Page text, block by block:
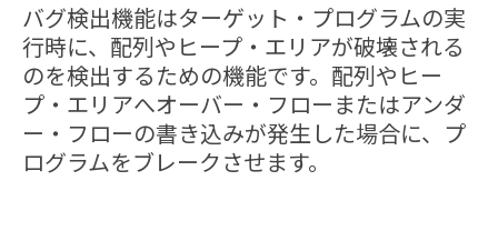
バグ検出機能はターゲット・プログラムの実
行時に、配列やヒープ・エリアが破壊される
のを検出するための機能です。配列やヒー
プ・エリアへオーバー・フローまたはアンダ
ー・フローの書き込みが発生した場合に、プ
ログラムをブレークさせます。